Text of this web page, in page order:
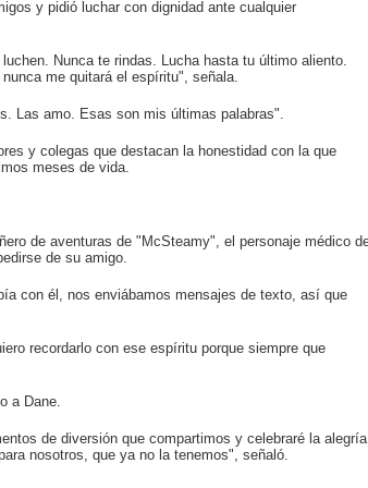
y pidió luchar con dignidad ante cualquier
Nunca te rindas. Lucha hasta tu último aliento.
me quitará el espíritu", señala.
Las amo. Esas son mis últimas palabras".
y colegas que destacan la honestidad con la que
meses de vida.
de aventuras de "McSteamy", el personaje médico
de su amigo.
con él, nos enviábamos mensajes de texto, así que
recordarlo con ese espíritu porque siempre que
a Dane.
de diversión que compartimos y celebraré la alegría
nosotros, que ya no la tenemos", señaló.